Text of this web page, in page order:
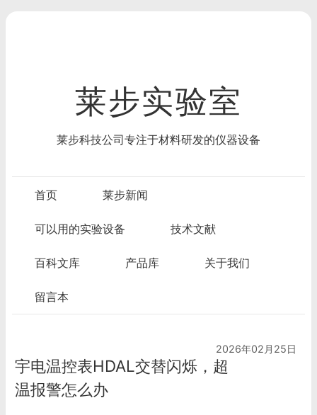
莱步实验室
莱步科技公司专注于材料研发的仪器设备
首页 莱步新闻
可以用的实验设备 技术文献
百科文库 产品库 关于我们
留言本
2026年02月25日
宇电温控表HDAL交替闪烁，超
温报警怎么办